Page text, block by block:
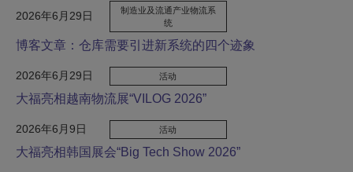
2026年6月29日
制造业及流通产业物流系
统
博客文章：仓库需要引进新系统的四个迹象
2026年6月29日 活动
大福亮相越南物流展“VILOG 2026”
2026年6月9日 活动
大福亮相韩国展会“Big Tech Show 2026”